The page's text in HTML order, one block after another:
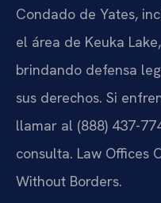
Condado de Yates,
el área de Keuka
brindando defensa
sus derechos. Si
llamar al (888) 437-
consulta. Law Offices
Without Borders.